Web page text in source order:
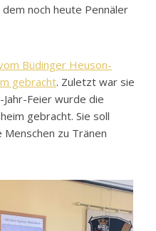
noch heute Pennäler
Büdinger Heuson-
gebracht. Zuletzt war sie
Feier wurde die
gebracht. Sie soll
Menschen zu Tränen